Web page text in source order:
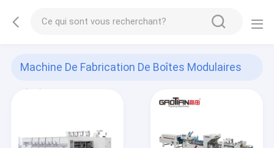
Machine De Fabrication De Boîtes Modulaires